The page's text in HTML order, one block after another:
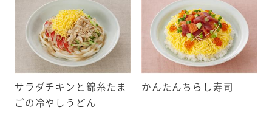
大豆・鶏肉・バナナ・豚
まいも・りんご・ゼラチ
料として使用している表示義務
を記載しています。
サラダチキンと錦糸たま
ごの冷やしうどん
かんたんちらし寿司